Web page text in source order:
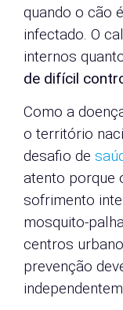
quando o cão
infectado. O
internos
de difícil
Como a
o território
desafio de
atento porque
sofrimento
mosquito-
centros
prevenção